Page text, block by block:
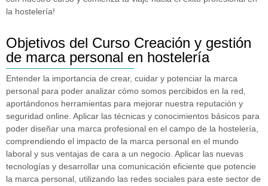
la hostelería!
Objetivos del Curso Creación y gestión
de marca personal en hostelería
Entender la importancia de crear, cuidar y potenciar la marca
personal para poder analizar cómo somos percibidos en la red,
aportándonos herramientas para mejorar nuestra reputación y
seguridad online. Aplicar las técnicas y conocimientos básicos para
poder diseñar una marca profesional en el campo de la hostelería,
comprendiendo el impacto de la marca personal en el mundo
laboral y sus ventajas de cara a un negocio. Aplicar las nuevas
tecnologías y desarrollar una comunicación eficiente que potencie
la marca personal, utilizando las redes sociales para este sector de